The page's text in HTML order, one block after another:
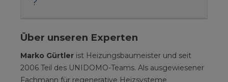
Über unseren Experten
Marko Gürtler ist Heizungsbaumeister und seit
2006 Teil des UNIDOMO-Teams. Als ausgewiesener
Fachmann für regenerative Heizsysteme